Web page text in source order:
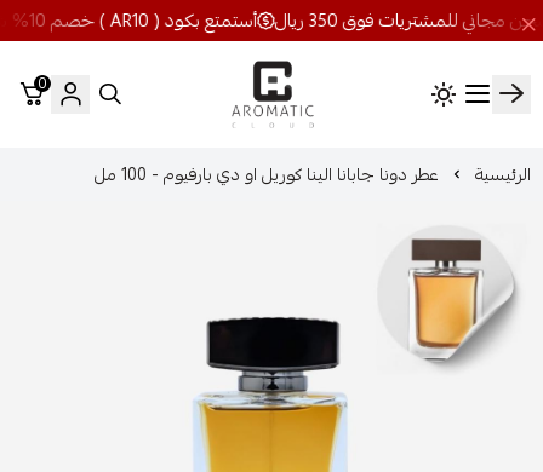
أستمتع بكود ( AR10 ) خصم 10% شحن مجاني للمشتريات فوق 350 ريال
اروماتيك كلاود
0
الرئيسية عطر دونا جابانا الينا كوريل او دي بارفيوم - 100 مل